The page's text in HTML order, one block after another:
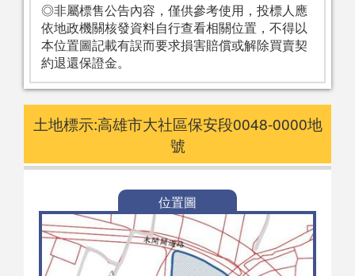
◎非屬標售公告內容，僅供參考使用，投標人應
依地政機關核發資料自行查看相關位置，不得以
本位置圖記載有誤而要求損害賠償或解除買賣契
約退還保證金。
土地標示:高雄市大社區保安段0048-0000地
號
位置圖